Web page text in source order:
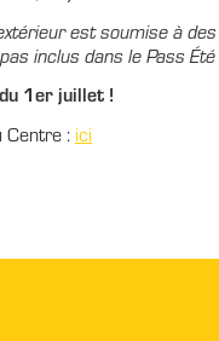
est soumise à
inclus dans le Pass
1er juillet !
: ici